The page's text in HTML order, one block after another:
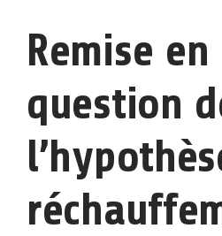
Declaration
About us
Remise en
question